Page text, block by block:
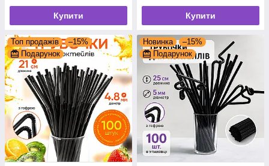
Купити Купити
Топ продажів
–15%
Подарунок
Новинка
–15%
Подарунок